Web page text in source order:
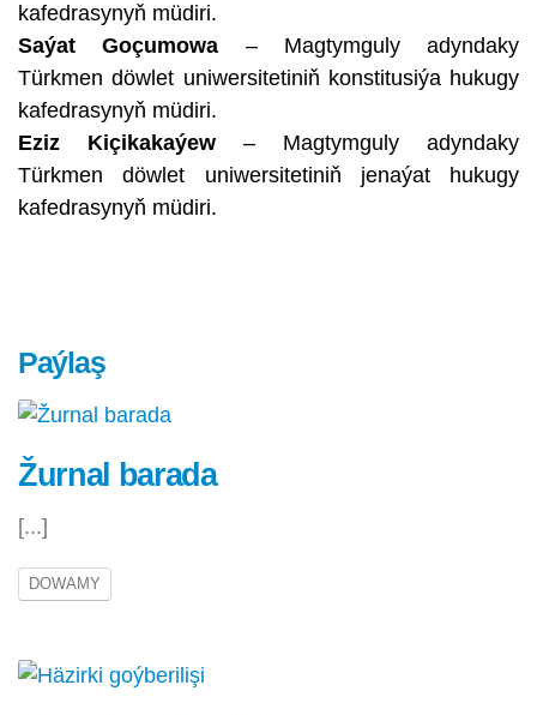
kafedrasynyň müdiri.
Saýat Goçumowa – Magtymguly adyndaky
Türkmen döwlet uniwersitetiniň konstitusiýa hukugy
kafedrasynyň müdiri.
Eziz Kiçikakaýew – Magtymguly adyndaky
Türkmen döwlet uniwersitetiniň jenaýat hukugy
kafedrasynyň müdiri.
Paýlaş
Žurnal barada
[...]
DOWAMY